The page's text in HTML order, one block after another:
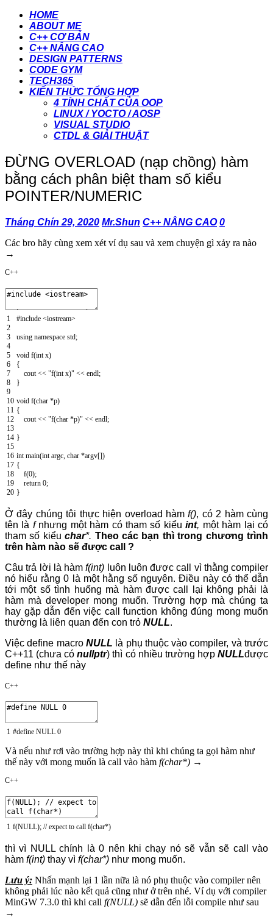
HOME
ABOUT ME
C++ CƠ BẢN
C++ NÂNG CAO
DESIGN PATTERNS
CODE GYM
TECH365
KIẾN THỨC TỔNG HỢP
4 TÍNH CHẤT CỦA OOP
LINUX / YOCTO / AOSP
VISUAL STUDIO
CTDL & GIẢI THUẬT
ĐỪNG OVERLOAD (nạp chồng) hàm
bằng cách phân biệt tham số kiểu
POINTER/NUMERIC
Tháng Chín 29, 2020 Mr.Shun C++ NÂNG CAO 0
Các bro hãy cùng xem xét ví dụ sau và xem chuyện gì xảy ra nào
→
C++
1
2
3
4
5
6
7
8
9
10
11
12
13
14
15
16
17
18
19
20
#include <iostream>
using namespace std;
void f(int x)
{
cout << "f(int x)" << endl;
}
void f(char *p)
{
cout << "f(char *p)" << endl;
}
int main(int argc char *argv[])
{
f(0);
return 0;
}
Ở đây chúng tôi thực hiện overload hàmf(), có 2 hàm cùng
tên là f nhưng một hàm có tham số kiểuint, một hàm lại có
tham số kiểuchar*. Theo các bạn thì trong chương trình
trên hàm nào sẽ được call ?
Câu trả lời là hàmf(int) luôn luôn được call vì thằng compiler
nó hiểu rằng 0 là một hằng số nguyên. Điều này có thể dẫn
tới một số tình huống mà hàm được call lại không phải là
hàm mà developer mong muốn. Trường hợp mà chúng ta
hay gặp dẫn đến việc call function không đúng mong muốn
thường là liên quan đến con trỏ NULL.
Việc define macro NULL là phụ thuộc vào compiler, và trước
C++11 (chưa cónullptr) thì có nhiều trường hợpNULLđược
define như thế này
C++
1 #define NULL 0
Và nếu như rơi vào trường hợp này thì khi chúng ta gọi hàm như
thế này với mong muốn là call vào hàm f(char*) →
C++
1 f(NULL); // expect to call f(char*)
thì vì NULL chính là 0 nên khi chạy nó sẽ vẫn sẽ call vào
hàm f(int) thay vì f(char*) như mong muốn.
Lưu ý: Nhấn mạnh lại 1 lần nữa là nó phụ thuộc vào compiler nên
không phải lúc nào kết quả cũng như ở trên nhé. Ví dụ với compiler
MinGW 7.3.0 thì khi call f(NULL) sẽ dẫn đến lỗi compile như sau
→